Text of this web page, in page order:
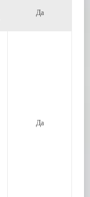
Да
Да